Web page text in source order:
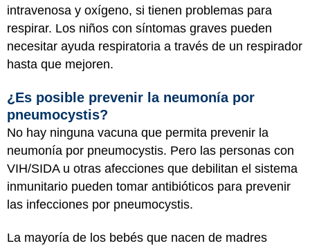
intravenosa y oxígeno, si tienen problemas para
respirar. Los niños con síntomas graves pueden
necesitar ayuda respiratoria a través de un respirador
hasta que mejoren.
¿Es posible prevenir la neumonía por
pneumocystis?
No hay ninguna vacuna que permita prevenir la
neumonía por pneumocystis. Pero las personas con
VIH/SIDA u otras afecciones que debilitan el sistema
inmunitario pueden tomar antibióticos para prevenir
las infecciones por pneumocystis.
La mayoría de los bebés que nacen de madres